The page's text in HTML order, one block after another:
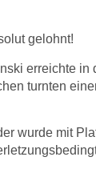
gelohnt!
erreichte in
turnten
wurde mit